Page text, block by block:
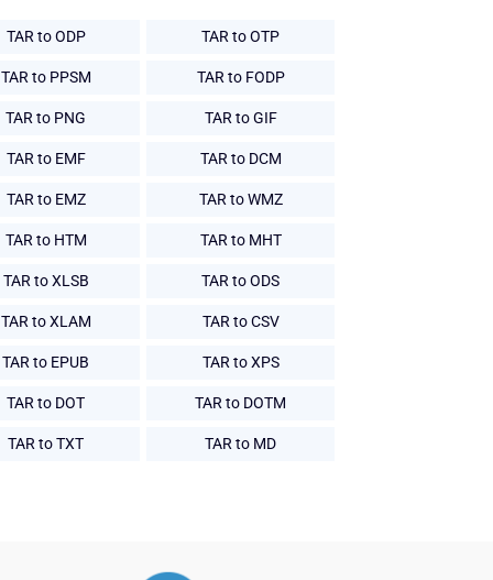
TAR to ODP TAR to OTP
TAR to PPSM TAR to FODP
TAR to PNG TAR to GIF
TAR to EMF TAR to DCM
TAR to EMZ TAR to WMZ
TAR to HTM TAR to MHT
TAR to XLSB TAR to ODS
TAR to XLAM TAR to CSV
TAR to EPUB TAR to XPS
TAR to DOT TAR to DOTM
TAR to TXT TAR to MD